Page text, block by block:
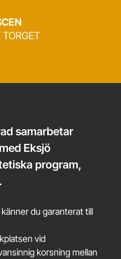
TORGET
samarbetar
Eksjö
program,
du garanterat till
vid
korsning mellan